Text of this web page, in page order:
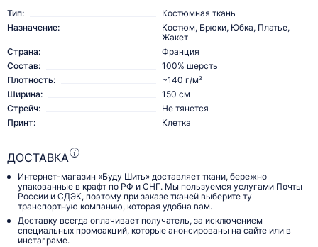
Тип:
Костюмная ткань
Назначение:
Костюм, Брюки, Юбка, Платье,
Жакет
Страна:
Франция
Состав:
100% шерсть
Плотность:
~140 г/м²
Ширина:
150 см
Стрейч:
Не тянется
Принт:
Клетка
ДОСТАВКА
Интернет-магазин «Буду Шить» доставляет ткани, бережно
упакованные в крафт по РФ и СНГ. Мы пользуемся услугами Почты
России и СДЭК, поэтому при заказе тканей выберите ту
транспортную компанию, которая удобна вам.
Доставку всегда оплачивает получатель, за исключением
специальных промоакций, которые анонсированы на сайте или в
инстаграме.